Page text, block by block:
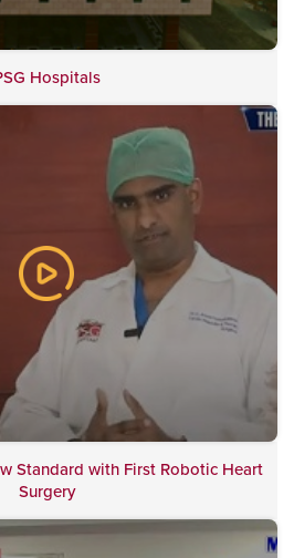
Hospitals
Standard with First Robotic Heart
Surgery